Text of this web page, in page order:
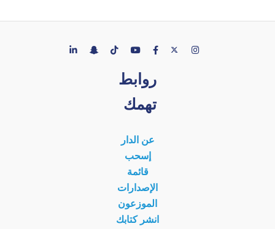
روابط
تهمك
عن الدار
إسحب
قائمة
الإصدارات
الموزعون
انشر كتابك